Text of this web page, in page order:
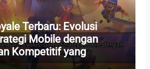
Terbaru: Evolusi
Mobile dengan
Kompetitif yang